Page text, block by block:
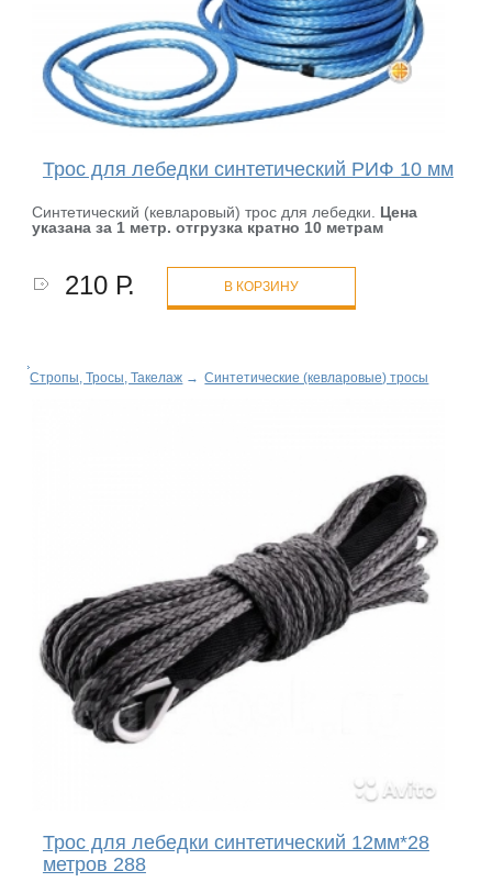
Трос для лебедки синтетический РИФ 10 мм
Синтетический (кевларовый) трос для лебедки. Цена
указана за 1 метр. отгрузка кратно 10 метрам
210 Р. В КОРЗИНУ
Стропы, Тросы, Такелаж → Синтетические (кевларовые) тросы
Трос для лебедки синтетический 12мм*28
метров 288